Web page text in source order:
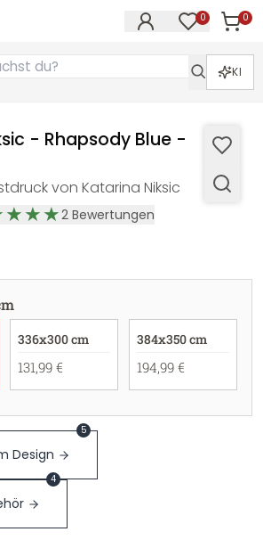
0 0
KI
- Rhapsody Blue -
von Katarina Niksic
2 Bewertungen
336x300 cm
131,99 €
384x350 cm
194,99 €
Design
5
4